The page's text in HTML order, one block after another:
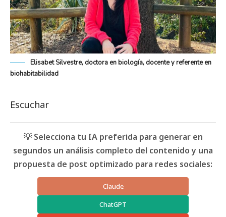
Elisabet Silvestre, doctora en biología, docente y referente en
biohabitabilidad
Escuchar
💡 Selecciona tu IA preferida para generar en
segundos un análisis completo del contenido y una
propuesta de post optimizado para redes sociales:
Claude
ChatGPT